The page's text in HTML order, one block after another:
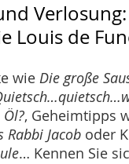
Louis de
wie Die große
, Geheimtipps
Rabbi Jacob oder
… Kennen Sie